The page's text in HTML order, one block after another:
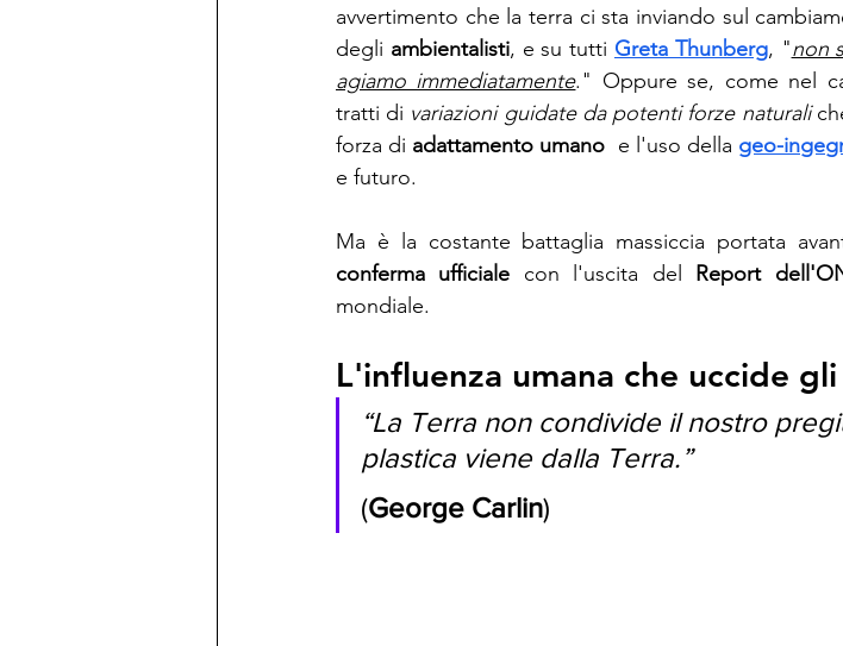
avvertimento che la terra ci sta inviando sul
degli ambientalisti, e su tutti Greta Thunberg, "non
agiamo immediatamente." Oppure se, come nel
tratti di variazioni guidate da potenti forze naturali
forza di adattamento umano
  e l'uso della
geo-
e futuro.
Ma è la costante battaglia massiccia portata
conferma ufficiale con l'uscita del Report
mondiale.
L'influenza umana che uccide
“La Terra non condivide il nostro
plastica viene dalla Terra.”
(George Carlin)